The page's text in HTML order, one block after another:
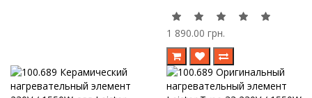
1 890.00 грн.